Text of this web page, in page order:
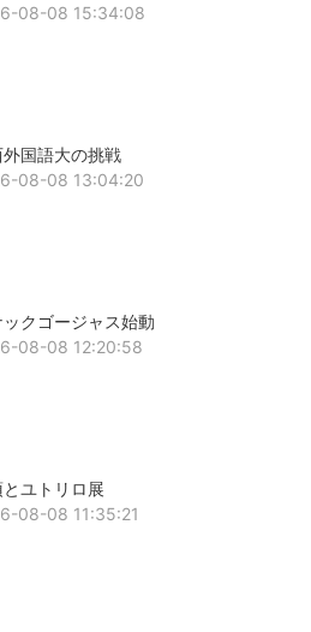
08-08 15:34:08
外国語大の挑戦
08-08 13:04:20
ックゴージャス始動
08-08 12:20:58
ユトリロ展
08-08 11:35:21